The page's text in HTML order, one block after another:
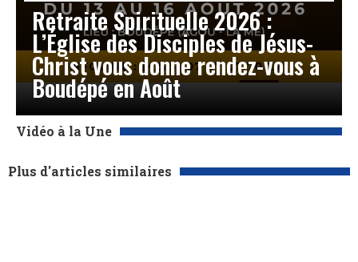
Retraite Spirituelle 2026 :
L’Église des Disciples de Jésus-
Christ vous donne rendez-vous à
Boudépé en Août
Vidéo à la Une
Plus d'articles similaires